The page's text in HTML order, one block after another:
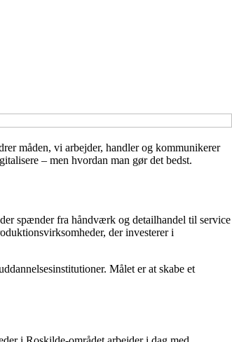
måden, vi arbejder, handler og kommunikerer
– men hvordan man gør det bedst.
spænder fra håndværk og detailhandel til service
der investerer i
Målet er at skabe et